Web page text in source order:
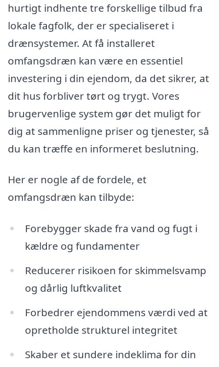
hurtigt indhente tre forskellige tilbud fra
lokale fagfolk, der er specialiseret i
drænsystemer. At få installeret
omfangsdræn kan være en essentiel
investering i din ejendom, da det sikrer, at
dit hus forbliver tørt og trygt. Vores
brugervenlige system gør det muligt for
dig at sammenligne priser og tjenester, så
du kan træffe en informeret beslutning.
Her er nogle af de fordele, et
omfangsdræn kan tilbyde:
Forebygger skade fra vand og fugt i
kældre og fundamenter
Reducerer risikoen for skimmelsvamp
og dårlig luftkvalitet
Forbedrer ejendommens værdi ved at
opretholde strukturel integritet
Skaber et sundere indeklima for din